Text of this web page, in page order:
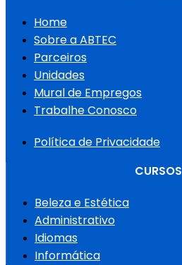
Home
Sobre a ABTEC
Parceiros
Unidades
Mural de Empregos
Trabalhe Conosco
Política de Privacidade
CURSOS
Beleza e Estética
Administrativo
Idiomas
Informática